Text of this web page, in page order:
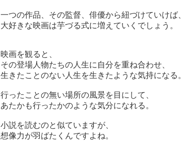
一つの作品、その監督、俳優から紐づけていけば、
大好きな映画は芋づる式に増えていくでしょう。
映画を観ると、
その登場人物たちの人生に自分を重ね合わせ、
生きたことのない人生を生きたような気持になる。
行ったことの無い場所の風景を目にして、
あたかも行ったかのような気分になれる。
小説を読むのと似ていますが、
想像力が羽ばたくんですよね。